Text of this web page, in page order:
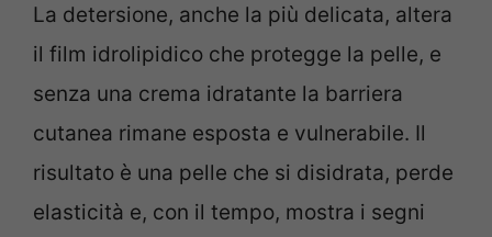
La detersione, anche la più delicata, altera
il film idrolipidico che protegge la pelle, e
senza una crema idratante la barriera
cutanea rimane esposta e vulnerabile. Il
risultato è una pelle che si disidrata, perde
elasticità e, con il tempo, mostra i segni